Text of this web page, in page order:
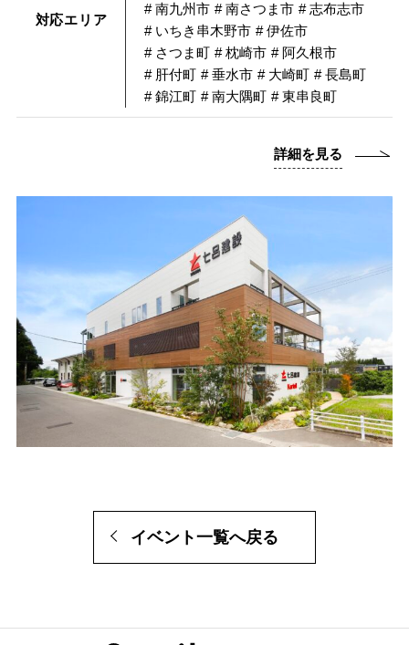
対応エリア
# 南九州市 # 南さつま市 # 志布志市
# いちき串木野市 # 伊佐市
# さつま町 # 枕崎市 # 阿久根市
# 肝付町 # 垂水市 # 大崎町 # 長島町
# 錦江町 # 南大隅町 # 東串良町
詳細を見る
イベント一覧へ戻る